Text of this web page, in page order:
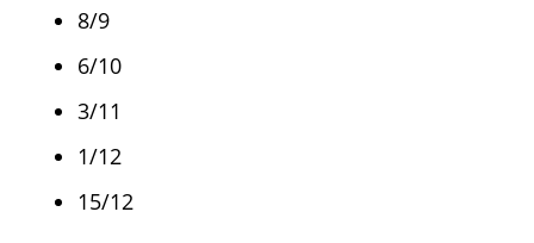
8/9
6/10
3/11
1/12
15/12